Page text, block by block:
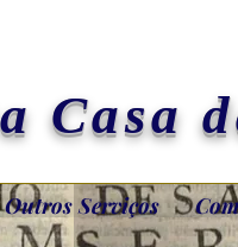
Casa
Outros Serviços